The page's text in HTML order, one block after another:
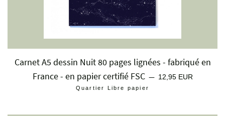
Carnet A5 dessin Nuit 80 pages lignées - fabriqué en
France - en papier certifié FSC — Prix régulier
12,95 EUR
Quartier Libre papier